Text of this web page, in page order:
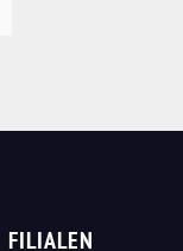
FILIALEN